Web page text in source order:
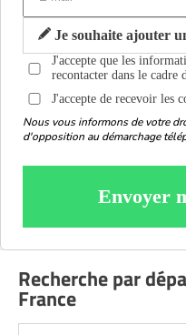
Je souhaite ajouter
J'accepte que les
recontacter dans le cadre
J'accepte de recevoir les
Nous vous informons de votre
d'opposition au démarchage
Envoyer
Recherche par
France